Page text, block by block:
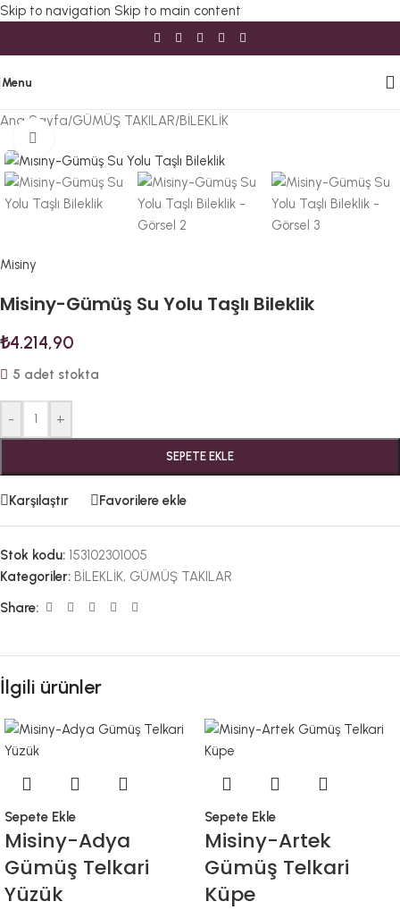
Skip to navigation Skip to main content
Menu
Ana Sayfa/GÜMÜŞ TAKILAR/BİLEKLİK
Misiny
Misiny-Gümüş Su Yolu Taşlı Bileklik
₺4.214,90
5 adet stokta
- +
SEPETE EKLE
Karşılaştır Favorilere ekle
Stok kodu: 153102301005
Kategoriler: BİLEKLİK, GÜMÜŞ TAKILAR
Share:
İlgili ürünler
Sepete Ekle
Misiny-Adya
Gümüş Telkari
Yüzük
Sepete Ekle
Misiny-Artek
Gümüş Telkari
Küpe